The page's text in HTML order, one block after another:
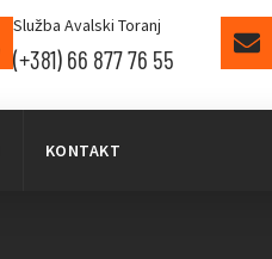
Služba Avalski Toranj
(+381) 66 877 76 55
KONTAKT